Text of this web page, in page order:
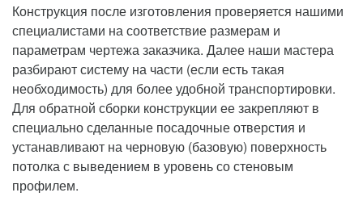
Конструкция после изготовления проверяется нашими
специалистами на соответствие размерам и
параметрам чертежа заказчика. Далее наши мастера
разбирают систему на части (если есть такая
необходимость) для более удобной транспортировки.
Для обратной сборки конструкции ее закрепляют в
специально сделанные посадочные отверстия и
устанавливают на черновую (базовую) поверхность
потолка с выведением в уровень со стеновым
профилем.